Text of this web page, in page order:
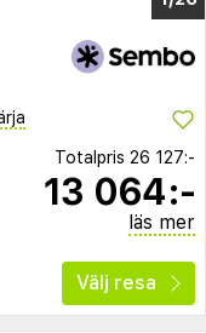
Totalpris 26 127:-
13 064:-
läs mer
Välj resa